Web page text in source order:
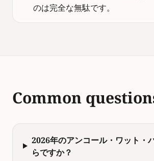
のは完全な無駄です。
Common
2026年のアンコール・ワット・
らですか？